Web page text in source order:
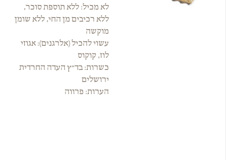
לא מכיל: ללא תוספת סוכר,
ללא רכיבים מן החי, ללא שומן
מוקשה
עשוי להכיל (אלרגנים): אגוזי
לוז, קוקוס
כשרות: בד״ץ העדה החרדית
ירושלים
הערות: פרווה